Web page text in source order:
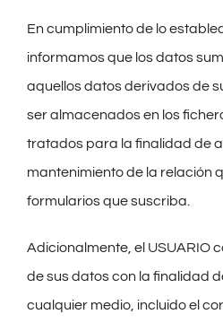
En cumplimiento de lo
informamos que los datos
aquellos datos derivados de
ser almacenados en los
tratados para la finalidad de
mantenimiento de la relación
formularios que suscriba.
Adicionalmente, el USUARIO
de sus datos con la finalidad
cualquier medio, incluido el